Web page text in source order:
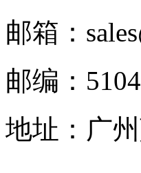
邮箱：
邮编：
地址：广